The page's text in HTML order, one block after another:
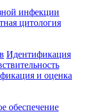
инфекции
цитология
Идентификация
и оценка
обеспечение